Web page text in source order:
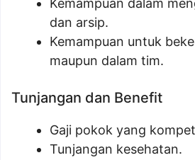
Kemampuan dalam
dan arsip.
Kemampuan untuk
maupun dalam tim.
Tunjangan dan Benefit
Gaji pokok yang
Tunjangan kesehatan.